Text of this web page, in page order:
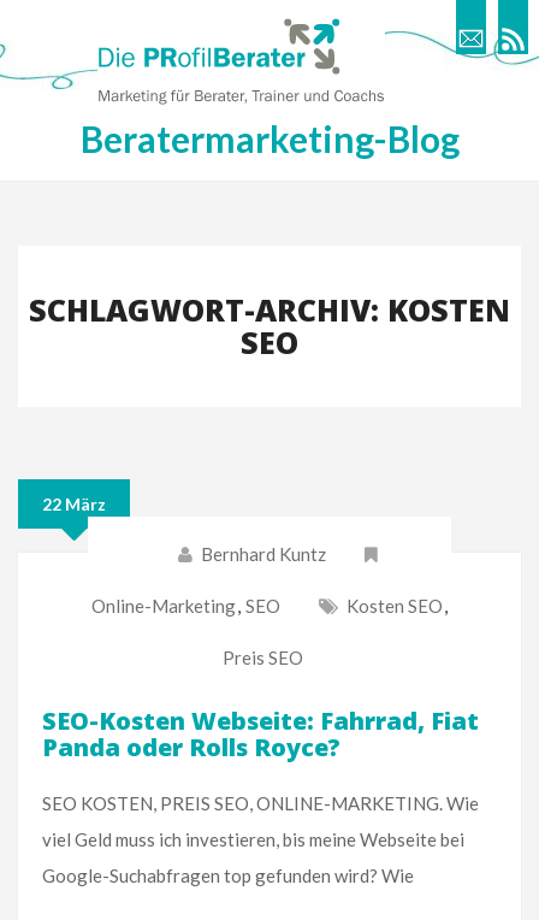
Beratermarketing-Blog
SCHLAGWORT-ARCHIV: KOSTEN
SEO
22 März
Bernhard Kuntz
Online-Marketing, SEO Kosten SEO,
Preis SEO
SEO-Kosten Webseite: Fahrrad, Fiat
Panda oder Rolls Royce?
SEO KOSTEN, PREIS SEO, ONLINE-MARKETING. Wie
viel Geld muss ich investieren, bis meine Webseite bei
Google-Suchabfragen top gefunden wird? Wie